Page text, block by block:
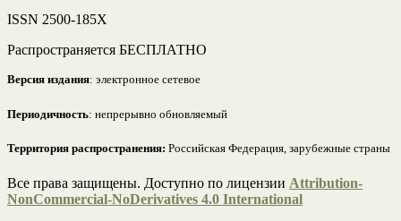
ISSN 2500-185Х
Распространяется БЕСПЛАТНО
Версия издания: электронное сетевое
Периодичность: непрерывно обновляемый
Территория распространения: Российская Федерация, зарубежные страны
Все права защищены. Доступно по лицензии Attribution-
NonCommercial-NoDerivatives 4.0 International